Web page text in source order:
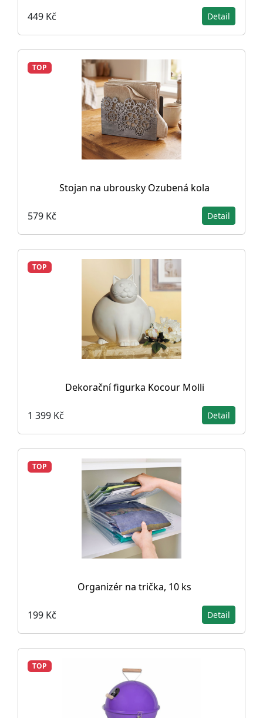
449 Kč Detail
TOP
Stojan na ubrousky Ozubená kola
579 Kč Detail
TOP
Dekorační figurka Kocour Molli
1 399 Kč Detail
TOP
Organizér na trička, 10 ks
199 Kč Detail
TOP